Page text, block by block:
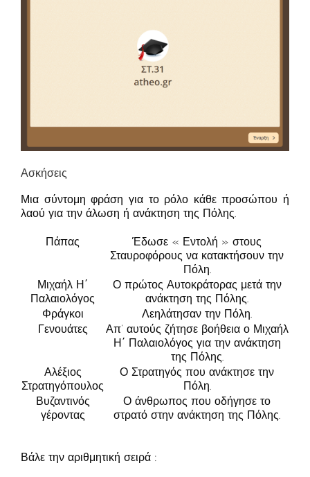
Ασκήσεις
Μια σύντομη φράση για το ρόλο κάθε προσώπου ή
λαού για την άλωση ή ανάκτηση της Πόλης.
Πάπας
Έδωσε « Εντολή » στους
Σταυροφόρους να κατακτήσουν την
Πόλη.
Μιχαήλ Η΄
Παλαιολόγος
Ο πρώτος Αυτοκράτορας μετά την
ανάκτηση της Πόλης.
Φράγκοι
Λεηλάτησαν την Πόλη.
Γενουάτες
Απ’ αυτούς ζήτησε βοήθεια ο Μιχαήλ
Η΄ Παλαιολόγος για την ανάκτηση
της Πόλης.
Αλέξιος
Στρατηγόπουλος
Ο Στρατηγός που ανάκτησε την
Πόλη.
Βυζαντινός
γέροντας
Ο άνθρωπος που οδήγησε το
στρατό στην ανάκτηση της Πόλης.
Βάλε την αριθμητική σειρά :